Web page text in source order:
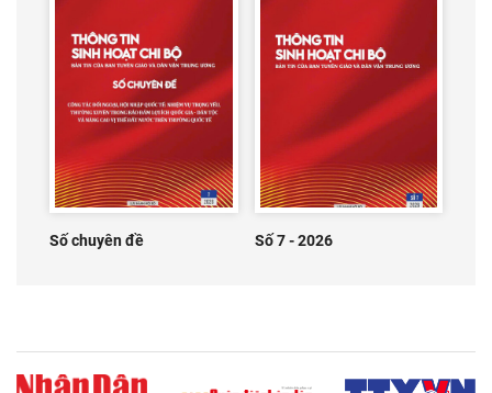
Số chuyên đề Số 7 - 2026